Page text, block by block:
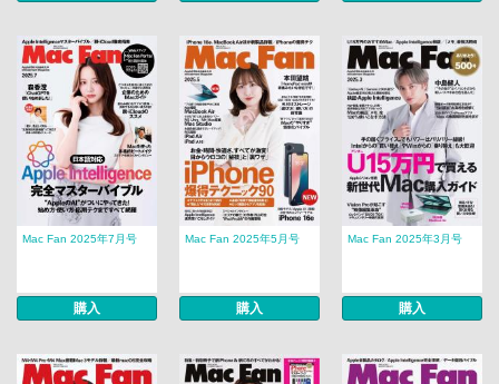
Mac Fan 2025年7月号
購入
Mac Fan 2025年5月号
購入
Mac Fan 2025年3月号
購入